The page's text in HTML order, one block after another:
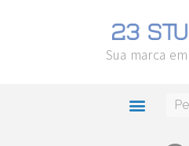
Sua marca